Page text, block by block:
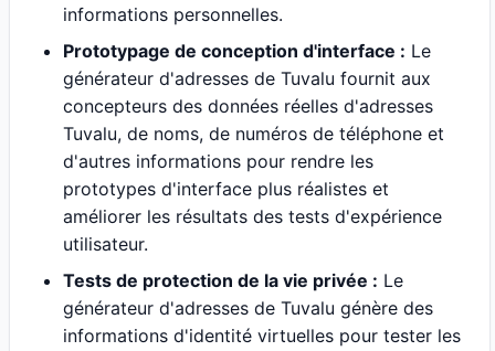
informations personnelles.
Prototypage de conception d'interface : Le
générateur d'adresses de Tuvalu fournit aux
concepteurs des données réelles d'adresses
Tuvalu, de noms, de numéros de téléphone et
d'autres informations pour rendre les
prototypes d'interface plus réalistes et
améliorer les résultats des tests d'expérience
utilisateur.
Tests de protection de la vie privée : Le
générateur d'adresses de Tuvalu génère des
informations d'identité virtuelles pour tester les